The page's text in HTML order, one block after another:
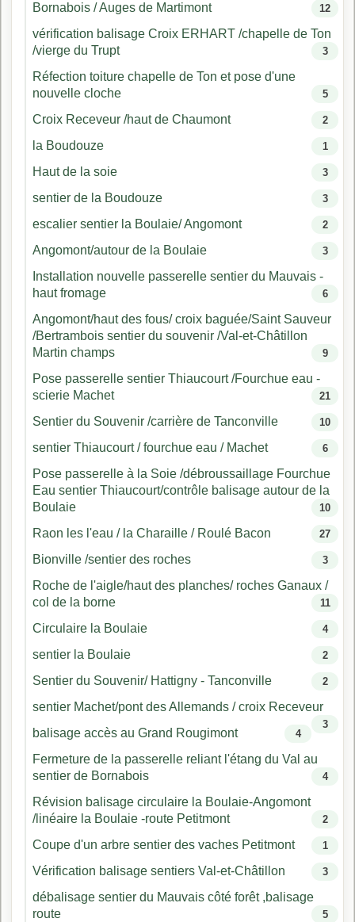
Bornabois / Auges de Martimont 12
vérification balisage Croix ERHART /chapelle de Ton
/vierge du Trupt
3
Réfection toiture chapelle de Ton et pose d'une
nouvelle cloche
5
Croix Receveur /haut de Chaumont 2
la Boudouze 1
Haut de la soie 3
sentier de la Boudouze 3
escalier sentier la Boulaie/ Angomont 2
Angomont/autour de la Boulaie 3
Installation nouvelle passerelle sentier du Mauvais -
haut fromage
6
Angomont/haut des fous/ croix baguée/Saint Sauveur
/Bertrambois sentier du souvenir /Val-et-Châtillon
Martin champs
9
Pose passerelle sentier Thiaucourt /Fourchue eau -
scierie Machet
21
Sentier du Souvenir /carrière de Tanconville 10
sentier Thiaucourt / fourchue eau / Machet 6
Pose passerelle à la Soie /débroussaillage Fourchue
Eau sentier Thiaucourt/contrôle balisage autour de la
Boulaie
10
Raon les l'eau / la Charaille / Roulé Bacon 27
Bionville /sentier des roches 3
Roche de l'aigle/haut des planches/ roches Ganaux /
col de la borne
11
Circulaire la Boulaie 4
sentier la Boulaie 2
Sentier du Souvenir/ Hattigny - Tanconville 2
sentier Machet/pont des Allemands / croix Receveur
3
balisage accès au Grand Rougimont 4
Fermeture de la passerelle reliant l'étang du Val au
sentier de Bornabois
4
Révision balisage circulaire la Boulaie-Angomont
/linéaire la Boulaie -route Petitmont
2
Coupe d'un arbre sentier des vaches Petitmont 1
Vérification balisage sentiers Val-et-Châtillon 3
débalisage sentier du Mauvais côté forêt ,balisage
route
5